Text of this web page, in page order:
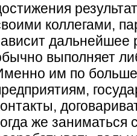
коллегами,
дальнейшее
выполняет
им по
же заниматься